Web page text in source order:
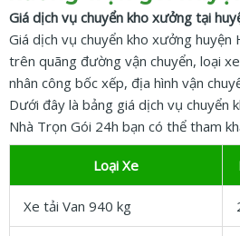
Giá dịch vụ chuyển kho xưởng tại
Giá dịch vụ chuyển kho xưởng
trên quãng đường vận chuyển, loại
nhân công bốc xếp, địa hình vận
Dưới đây là bảng giá dịch vụ chuyển
Nhà Trọn Gói 24h bạn có thể tham
Loại Xe
Xe tải Van 940 kg